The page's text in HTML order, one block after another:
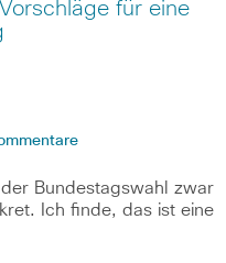
für eine
Bundestagswahl zwar
Ich finde, das ist eine